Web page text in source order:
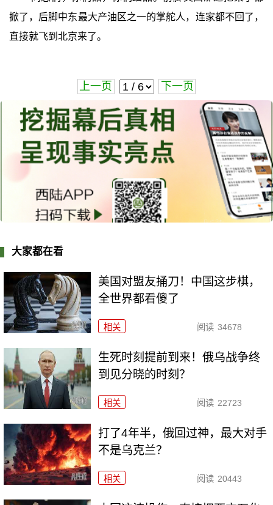
掀了，后脚中东最大产油区之一的掌舵人，连家都不回了，
直接就飞到北京来了。
上一页 下一页
大家都在看
美国对盟友捅刀！中国这步棋，
全世界都看傻了
相关 阅读 34678
生死时刻提前到来！俄乌战争终
到见分晓的时刻？
相关 阅读 22723
打了4年半，俄回过神，最大对手
不是乌克兰？
相关 阅读 20443